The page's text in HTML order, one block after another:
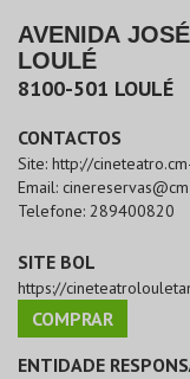
AVENIDA
LOULÉ
8100-501 LOULÉ
CONTACTOS
Site: http://
Email:
Telefone: 289400820
SITE BOL
https://
COMPRAR
ENTIDADE